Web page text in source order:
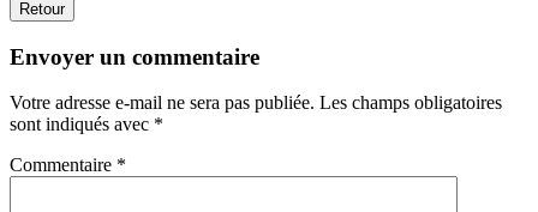
Retour
Envoyer un commentaire
Votre adresse e-mail ne sera pas publiée. Les champs obligatoires
sont indiqués avec *
Commentaire *